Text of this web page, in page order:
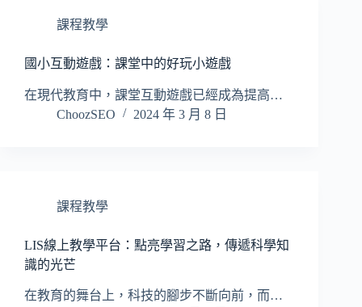
課程教學
國小互動遊戲：課堂中的好玩小遊戲
在現代教育中，課堂互動遊戲已經成為提高…
ChoozSEO
2024 年 3 月 8 日
課程教學
LIS線上教學平台：點亮學習之路，傳遞科學知
識的光芒
在教育的舞台上，科技的腳步不斷向前，而…